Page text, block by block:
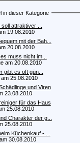
in dieser Kategorie
attraktiver ...
19.08.2010
mit der Bah...
20.08.2010
muss nicht im...
am 20.08.2010
gibt es oft gün...
25.08.2010
und Viren
23.08.2010
für das Haus
25.08.2010
Charakter der g...
25.08.2010
Küchenkauf - ...
30.08.2010